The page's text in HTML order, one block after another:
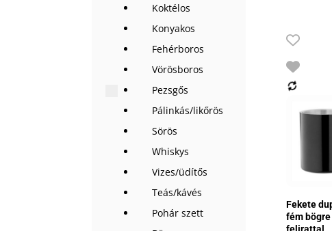
Koktélos
Konyakos
Fehérboros
Vörösboros
Pezsgős
Pálinkás/likőrös
Sörös
Whiskys
Vizes/üdítős
Teás/kávés
Pohár szett
Fekete
fém
felirattal